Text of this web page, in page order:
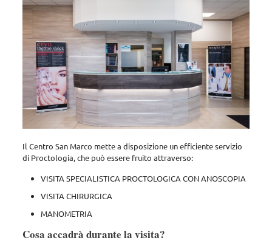
Il Centro San Marco mette a disposizione un efficiente servizio
di Proctologia, che può essere fruito attraverso:
VISITA SPECIALISTICA PROCTOLOGICA CON ANOSCOPIA
VISITA CHIRURGICA
MANOMETRIA
Cosa accadrà durante la visita?